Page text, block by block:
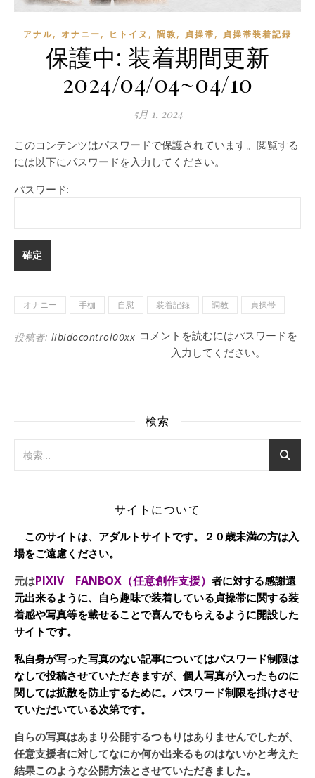
アナル, オナニー, ヒトイヌ , 調教, 貞操帯, 貞操帯装着記録
保護中: 装着期間更新
2024/04/04~04/10
5月 1, 2024
このコンテンツはパスワードで保護されています。閲覧する
には以下にパスワードを入力してください。
パスワード:
オナニー 手枷 自慰 装着記録 調教 貞操帯
投稿者: libidocontrol00xx コメントを読むにはパスワードを
入力してください。
検索
サイトについて
このサイトは、アダルトサイトです。２０歳未満の方は入
場をご遠慮ください。
元はPIXIV FANBOX（任意創作支援） 者に対する感謝還
元出来るように、自ら趣味で装着している貞操帯に関する装
着感や写真等を載せることで喜んでもらえるように開設した
サイトです。
私自身が写った写真のない記事についてはパスワード制限は
なしで投稿させていただきますが、個人写真が入ったものに
関しては拡散を防止するために。パスワード制限を掛けさせ
ていただいている次第です。
自らの写真はあまり公開するつもりはありませんでしたが、
任意支援者に対してなにか何か出来るものはないかと考えた
結果このような公開方法とさせていただきました。